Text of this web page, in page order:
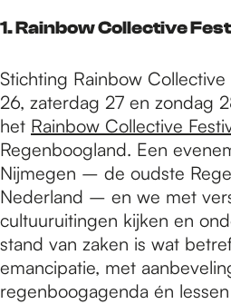
e
p
a
g
e
1. Rainbow Collective
Stichting Rainbow
26, zaterdag 27 en zondag
het Rainbow Collective
Regenboogland. Een
Nijmegen – de oudste
Nederland – en we met
cultuuruitingen kijken en
stand van zaken is wat
emancipatie, met
regenboogagenda én